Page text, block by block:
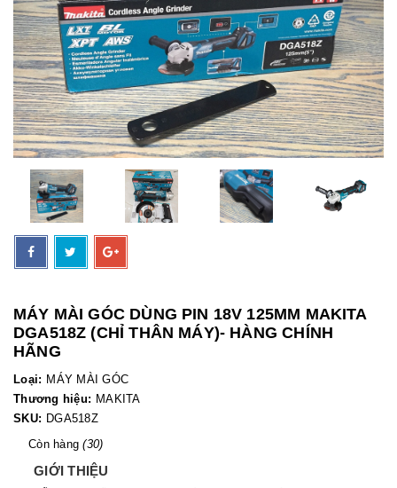
MÁY MÀI GÓC DÙNG PIN 18V 125MM MAKITA
DGA518Z (CHỈ THÂN MÁY)- HÀNG CHÍNH
HÃNG
Loại: MÁY MÀI GÓC
Thương hiệu: MAKITA
SKU: DGA518Z
Còn hàng(30)
GIỚI THIỆU